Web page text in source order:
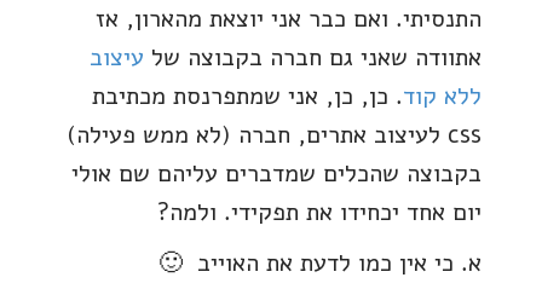
התנסיתי. ואם כבר אני יוצאת מהארון, אז
אתוודה שאני גם חברה בקבוצה של עיצוב
ללא קוד. כן, כן, אני שמתפרנסת מכתיבת
css לעיצוב אתרים, חברה (לא ממש פעילה)
בקבוצה שהכלים שמדברים עליהם שם אולי
יום אחד יכחידו את תפקידי. ולמה?
א. כי אין כמו לדעת את האוייב 🙂